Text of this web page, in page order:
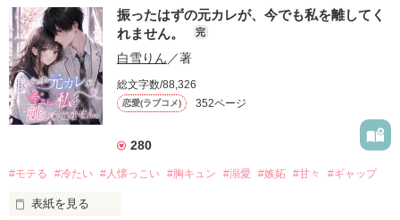
振ったはずの元カレが、今でも私を離してく
れません。
完
白雪りん ／著
総文字数/88,326
恋愛(ラブコメ) 352ページ
280
#モテる #冷たい #人懐っこい #胸キュン #溺愛 #嫉妬 #甘々 #ギャップ
表紙を見る